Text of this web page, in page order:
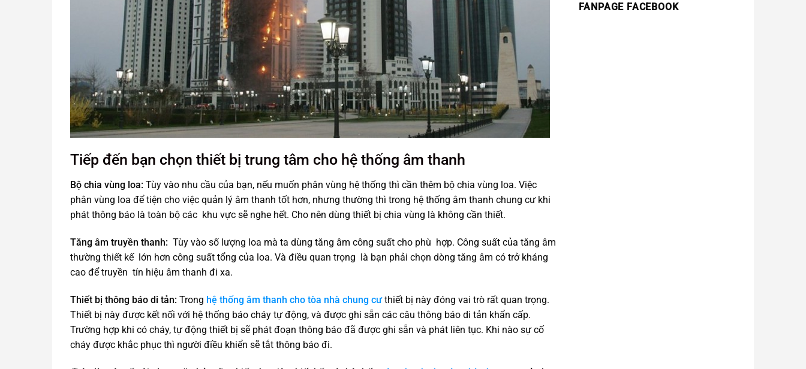
Tiếp đến bạn chọn thiết bị trung tâm cho hệ thống âm thanh
Bộ chia vùng loa: Tùy vào nhu cầu của bạn, nếu muốn phân vùng hệ thống thì cần thêm bộ chia vùng loa. Việc
phân vùng loa để tiện cho việc quản lý âm thanh tốt hơn, nhưng thường thì trong hệ thống âm thanh chung cư khi
phát thông báo là toàn bộ các khu vực sẽ nghe hết. Cho nên dùng thiết bị chia vùng là không cần thiết.
Tăng âm truyền thanh: Tùy vào số lượng loa mà ta dùng tăng âm công suất cho phù hợp. Công suất của tăng âm
thường thiết kế lớn hơn công suất tổng của loa. Và điều quan trọng là bạn phải chọn dòng tăng âm có trở kháng
cao để truyền tín hiệu âm thanh đi xa.
Thiết bị thông báo di tản: Trong hệ thống âm thanh cho tòa nhà chung cưthiết bị này đóng vai trò rất quan trọng.
Thiết bị này được kết nối với hệ thống báo cháy tự động, và được ghi sẵn các câu thông báo di tản khẩn cấp.
Trường hợp khi có cháy, tự động thiết bị sẽ phát đoạn thông báo đã được ghi sẵn và phát liên tục. Khi nào sự cố
cháy được khắc phục thì người điều khiển sẽ tắt thông báo đi.
FANPAGE FACEBOOK